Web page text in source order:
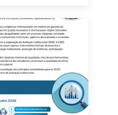
que, durante o
significativa dos
recursos humanos